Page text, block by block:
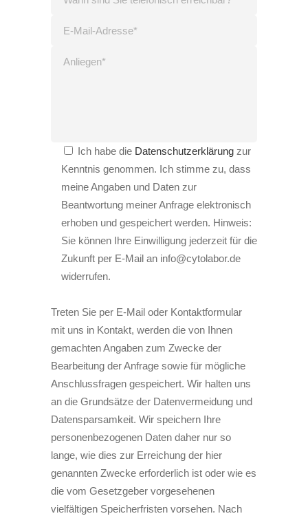
Ich habe die Datenschutzerklärung zur
Kenntnis genommen. Ich stimme zu, dass
meine Angaben und Daten zur
Beantwortung meiner Anfrage elektronisch
erhoben und gespeichert werden. Hinweis:
Sie können Ihre Einwilligung jederzeit für die
Zukunft per E-Mail an info@cytolabor.de
widerrufen.
Treten Sie per E-Mail oder Kontaktformular
mit uns in Kontakt, werden die von Ihnen
gemachten Angaben zum Zwecke der
Bearbeitung der Anfrage sowie für mögliche
Anschlussfragen gespeichert. Wir halten uns
an die Grundsätze der Datenvermeidung und
Datensparsamkeit. Wir speichern Ihre
personenbezogenen Daten daher nur so
lange, wie dies zur Erreichung der hier
genannten Zwecke erforderlich ist oder wie es
die vom Gesetzgeber vorgesehenen
vielfältigen Speicherfristen vorsehen. Nach